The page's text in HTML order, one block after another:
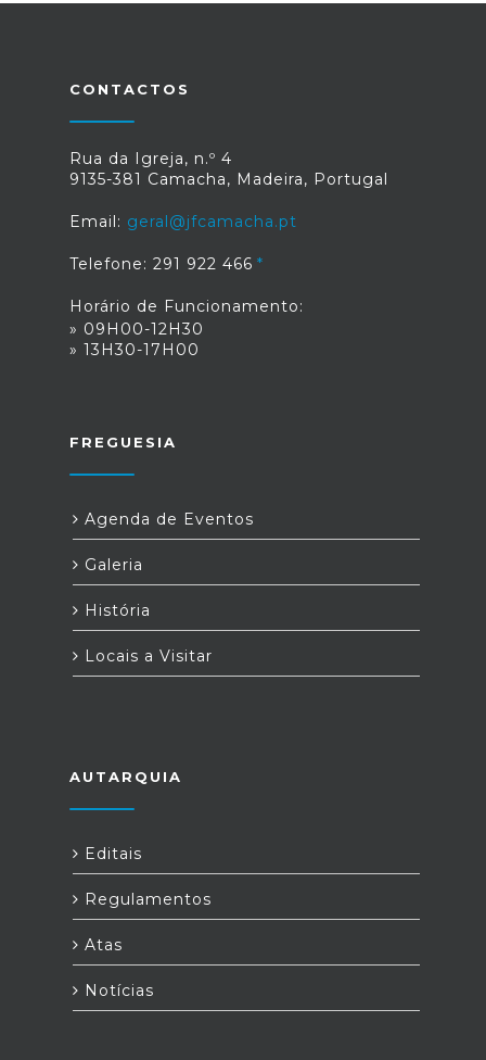
CONTACTOS
Rua da Igreja, n.º 4
9135-381 Camacha, Madeira, Portugal
Email: geral@jfcamacha.pt
Telefone: 291 922 466
Horário de Funcionamento:
» 09H00-12H30
» 13H30-17H00
FREGUESIA
Agenda de Eventos
Galeria
História
Locais a Visitar
AUTARQUIA
Editais
Regulamentos
Atas
Notícias